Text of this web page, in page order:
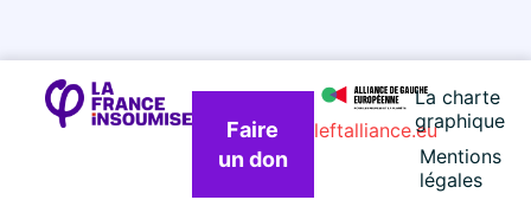
Faire
un don
La charte
graphique
Mentions
légales
leftalliance.eu